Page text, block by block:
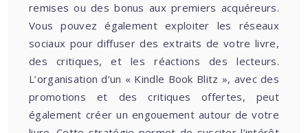
remises ou des bonus aux premiers acquéreurs.
Vous pouvez également exploiter les réseaux
sociaux pour diffuser des extraits de votre livre,
des critiques, et les réactions des lecteurs.
L’organisation d’un « Kindle Book Blitz », avec des
promotions et des critiques offertes, peut
également créer un engouement autour de votre